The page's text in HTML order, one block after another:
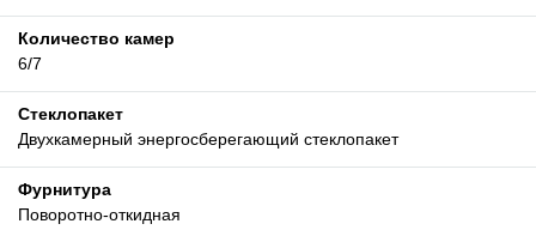
Количество камер
6/7
Стеклопакет
Двухкамерный энергосберегающий стеклопакет
Фурнитура
Поворотно-откидная